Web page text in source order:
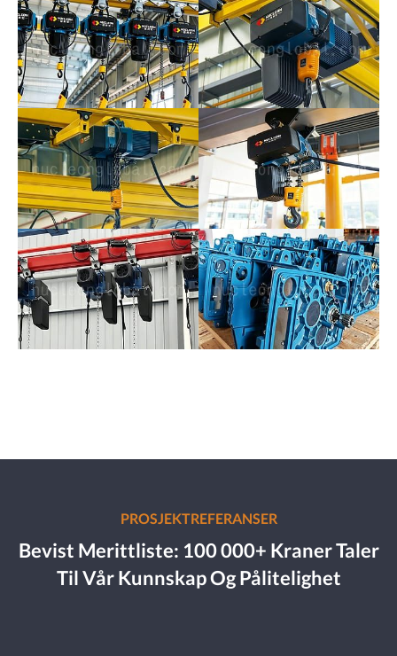
PROSJEKTREFERANSER
Bevist Merittliste: 100 000+ Kraner Taler
Til Vår Kunnskap Og Pålitelighet